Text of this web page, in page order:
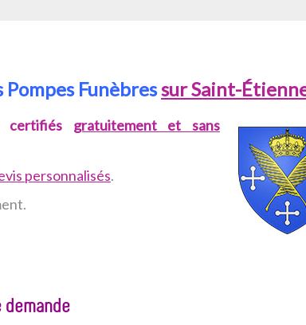
Funèbressur Saint-
certifiés gratuitement et sans
personnalisés.